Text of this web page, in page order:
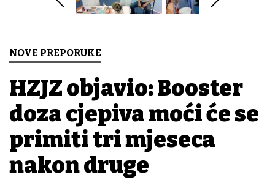
NOVE PREPORUKE
HZJZ objavio: Booster
doza cjepiva moći će se
primiti tri mjeseca
nakon druge